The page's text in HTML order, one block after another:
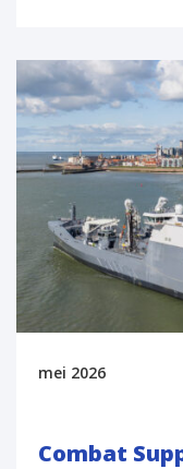
mei 2026
Combat